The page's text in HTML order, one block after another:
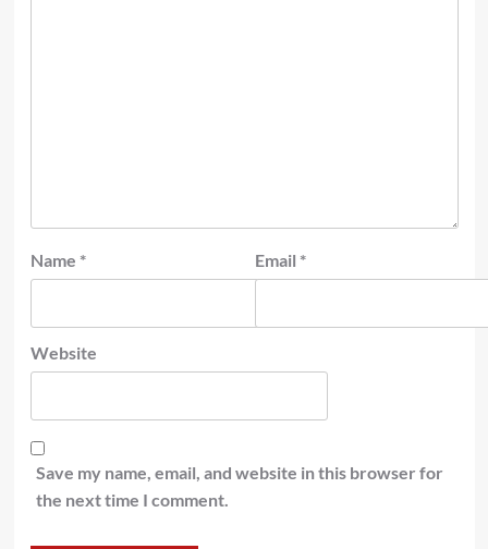
Name * Email *
Website
Save my name, email, and website in this browser for
the next time I comment.